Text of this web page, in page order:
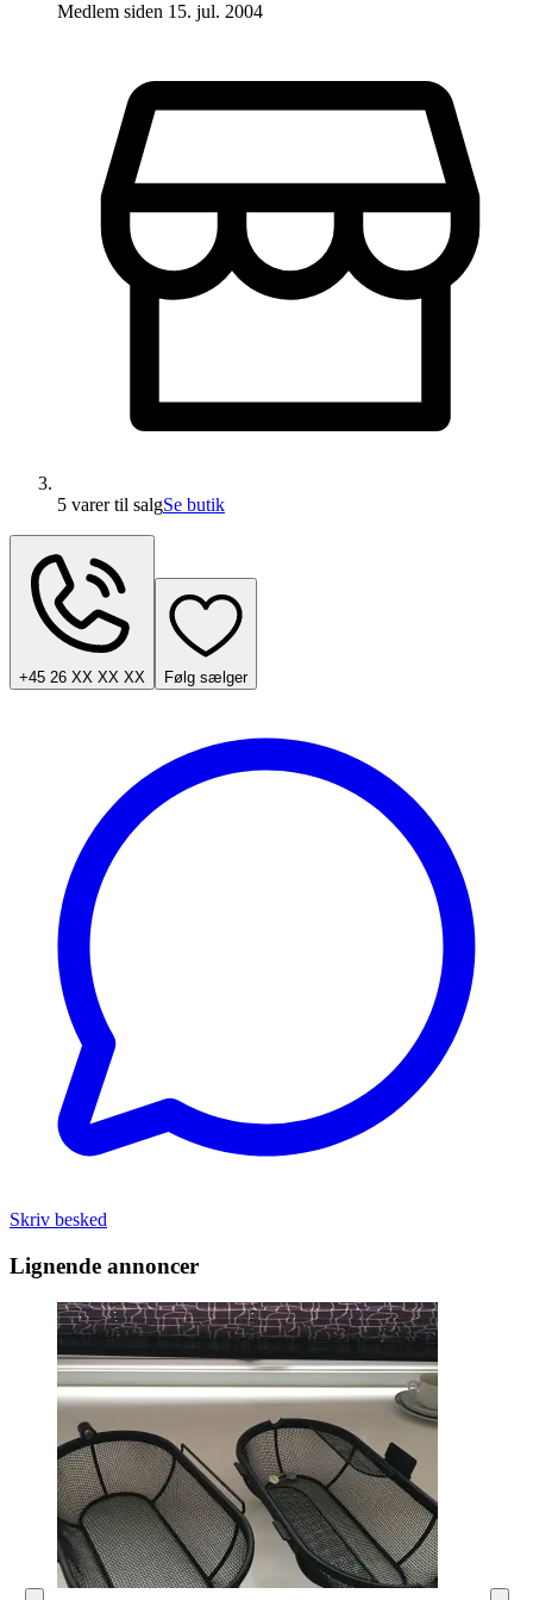
Medlem siden 15. jul. 2004
5 varertil salgSe butik
+45 26 XX XX XX Følg sælger
Skriv besked
Lignende annoncer